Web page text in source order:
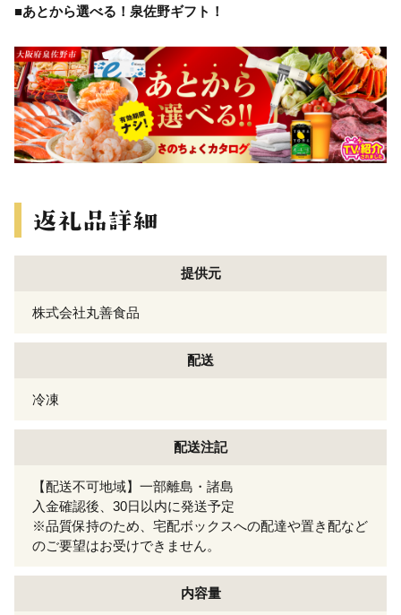
■あとから選べる！泉佐野ギフト！
提供元
株式会社丸善食品
配送
冷凍
配送注記
【配送不可地域】一部離島・諸島
入金確認後、30日以内に発送予定
※品質保持のため、宅配ボックスへの配達や置き配など
のご要望はお受けできません。
内容量